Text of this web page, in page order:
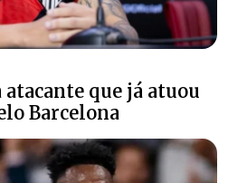
que já atuou
Barcelona